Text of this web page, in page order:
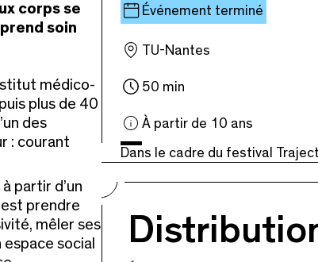
corps se
soin
médico-
plus de 40
des
: courant
partir d’un
prendre
mêler ses
social
Événement terminé
TU-Nantes
50 min
À partir de 10 ans
Dans le cadre du festival